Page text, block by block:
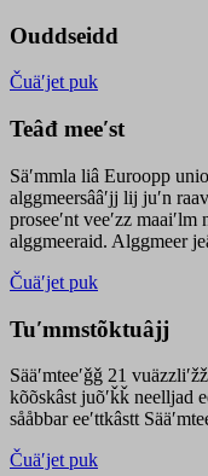
Ouddseidd
Čuäʹjet puk
Teâđ meeʹst
Säʹmmla liâ Euroopp
alggmeersââʹjj lij juʹn
proseeʹnt veeʹzz
alggmeeraid. Alggmeer
Čuäʹjet puk
Tuʹmmstõktuâjj
Sääʹmteeʹǧǧ 21
kõõskâst juõʹǩǩ neelljad
sååbbar eeʹttkâstt
Čuäʹjet puk